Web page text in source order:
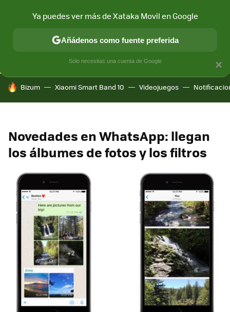
CONECTIVIDAD MÓVIL Y SOCIEDAD APLICACIONES
HOY SE HABLA DE
Bizum Xiaomi Smart Band 10 Videojuegos
Novedades en WhatsApp: llegan
los álbumes de fotos y los filtros
×
Ya puedes ver más de Xataka Movil en Google
Añádenos como fuente preferida
Solo necesitas una cuenta de Google